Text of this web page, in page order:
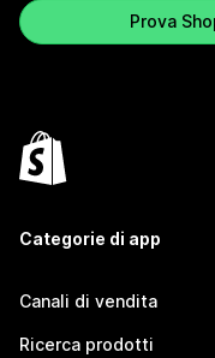
Prova
Categorie di app
Canali di vendita
Ricerca prodotti